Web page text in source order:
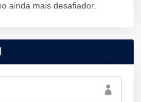
ainda mais desafiador.